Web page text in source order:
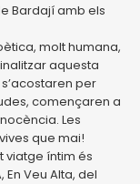
Bardají amb els
molt humana,
aquesta
per
començaren a
Les
que mai!
viatge íntim és
Veu Alta, del